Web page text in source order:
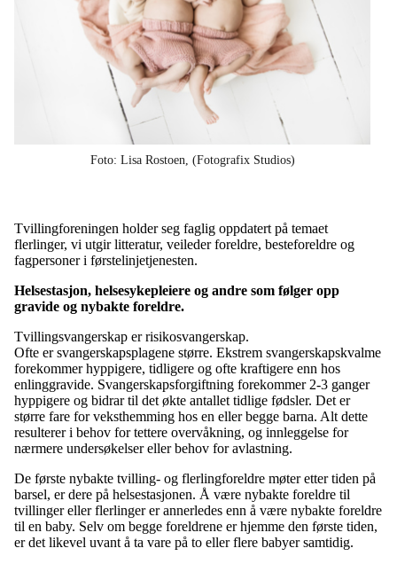
Foto: Lisa Rostoen, (Fotografix Studios)
Tvillingforeningen holder seg faglig oppdatert på temaet
flerlinger, vi utgir litteratur, veileder foreldre, besteforeldre og
fagpersoner i førstelinjetjenesten.
Helsestasjon, helsesykepleiere og andre som følger opp
gravide og nybakte foreldre.
Tvillingsvangerskap er risikosvangerskap.
Ofte er svangerskapsplagene større. Ekstrem svangerskapskvalme
forekommer hyppigere, tidligere og ofte kraftigere enn hos
enlinggravide. Svangerskapsforgiftning forekommer 2-3 ganger
hyppigere og bidrar til det økte antallet tidlige fødsler. Det er
større fare for veksthemming hos en eller begge barna. Alt dette
resulterer i behov for tettere overvåkning, og innleggelse for
nærmere undersøkelser eller behov for avlastning.
De første nybakte tvilling- og flerlingforeldre møter etter tiden på
barsel, er dere på helsestasjonen. Å være nybakte foreldre til
tvillinger eller flerlinger er annerledes enn å være nybakte foreldre
til en baby. Selv om begge foreldrene er hjemme den første tiden,
er det likevel uvant å ta vare på to eller flere babyer samtidig.